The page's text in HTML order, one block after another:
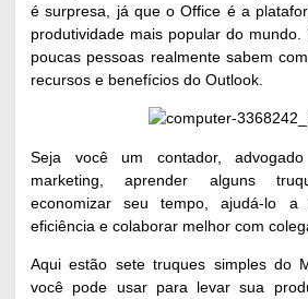
é surpresa, já que o Office é a
produtividade mais popular do
poucas pessoas realmente sabem
recursos e benefícios do Outlook.
Seja você um contador,
marketing, aprender alguns
economizar seu tempo, ajudá-lo a
eficiência e colaborar melhor com
Aqui estão sete truques simples do
você pode usar para levar sua